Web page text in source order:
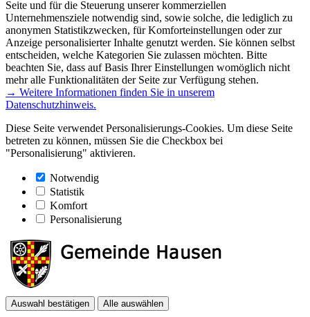
Seite und für die Steuerung unserer kommerziellen
Unternehmensziele notwendig sind, sowie solche, die lediglich zu
anonymen Statistikzwecken, für Komforteinstellungen oder zur
Anzeige personalisierter Inhalte genutzt werden. Sie können selbst
entscheiden, welche Kategorien Sie zulassen möchten. Bitte
beachten Sie, dass auf Basis Ihrer Einstellungen womöglich nicht
mehr alle Funktionalitäten der Seite zur Verfügung stehen.
→ Weitere Informationen finden Sie in unserem
Datenschutzhinweis.
Diese Seite verwendet Personalisierungs-Cookies. Um diese Seite
betreten zu können, müssen Sie die Checkbox bei
"Personalisierung" aktivieren.
Notwendig
Statistik
Komfort
Personalisierung
Auswahl bestätigen Alle auswählen